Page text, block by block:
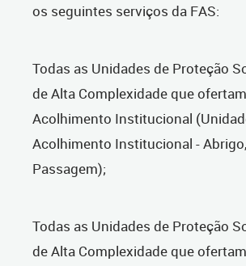
os seguintes serviços da FAS:
Todas as Unidades de Proteção
de Alta Complexidade que
Acolhimento Institucional
Acolhimento Institucional -
Passagem);
Todas as Unidades de Proteção
de Alta Complexidade que